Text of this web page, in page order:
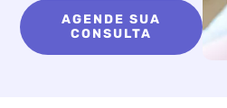
AGENDE SUA
CONSULTA